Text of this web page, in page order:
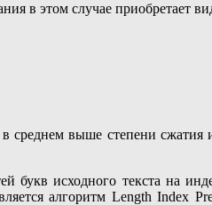
в этом случае приобретает
в среднем выше степени
букв исходного текста на
алгоритм Length Index